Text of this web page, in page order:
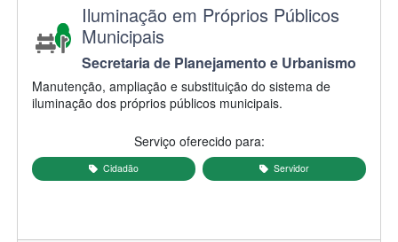
Nome do serviço:
Iluminação em Próprios Públicos
Municipais
Secretaria/Autarquia responsável:
Secretaria de Planejamento e Urbanismo
Descrição do serviço:
Manutenção, ampliação e substituição do sistema de
iluminação dos próprios públicos municipais.
Serviço oferecido para:
Cidadão Servidor